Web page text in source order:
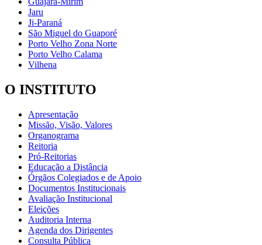
Jaru
Ji-Paraná
São Miguel do Guaporé
Porto Velho Zona Norte
Porto Velho Calama
Vilhena
O INSTITUTO
Apresentação
Missão, Visão, Valores
Organograma
Reitoria
Pró-Reitorias
Educação a Distância
Órgãos Colegiados e de Apoio
Documentos Institucionais
Avaliação Institucional
Eleições
Auditoria Interna
Agenda dos Dirigentes
Consulta Pública